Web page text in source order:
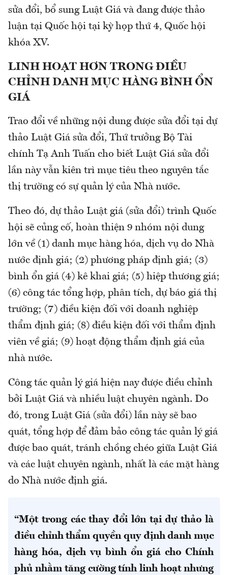
sửa đổi, bổ sung Luật Giá và đang được thảo
luận tại Quốc hội tại kỳ họp thứ 4, Quốc hội
khóa XV.
LINH HOẠT HƠN TRONG ĐIỀU
CHỈNH DANH MỤC HÀNG BÌNH ỔN
GIÁ
Trao đổi về những nội dung được sửa đổi tại dự
thảo Luật Giá sửa đổi, Thứ trưởng Bộ Tài
chính Tạ Anh Tuấn cho biết Luật Giá sửa đổi
lần này vẫn kiên trì mục tiêu theo nguyên tắc
thị trường có sự quản lý của Nhà nước.
Theo đó, dự thảo Luật giá (sửa đổi) trình Quốc
hội sẽ củng cố, hoàn thiện 9 nhóm nội dung
lớn về (1) danh mục hàng hóa, dịch vụ do Nhà
nước định giá; (2) phương pháp định giá; (3)
bình ổn giá (4) kê khai giá; (5) hiệp thương giá;
(6) công tác tổng hợp, phân tích, dự báo giá thị
trường; (7) điều kiện đối với doanh nghiệp
thẩm định giá; (8) điều kiện đối với thẩm định
viên về giá; (9) hoạt động thẩm định giá của
nhà nước.
Công tác quản lý giá hiện nay được điều chỉnh
bởi Luật Giá và nhiều luật chuyên ngành. Do
đó, trong Luật Giá (sửa đổi) lần này sẽ bao
quát, tổng hợp để đảm bảo công tác quản lý giá
được bao quát, tránh chồng chéo giữa Luật Giá
và các luật chuyên ngành, nhất là các mặt hàng
do Nhà nước định giá.
“Một trong các thay đổi lớn tại dự thảo là
điều chỉnh thẩm quyền quy định danh mục
hàng hóa, dịch vụ bình ổn giá cho Chính
phủ nhằm tăng cường tính linh hoạt nhưng